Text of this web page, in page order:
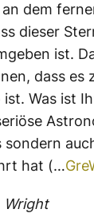
dem
dieser
ist.
dass es
Was ist
hat (…
Wright